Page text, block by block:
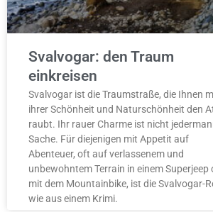
Svalvogar: den Traum
einkreisen
Svalvogar ist die Traumstraße, die Ihnen
ihrer Schönheit und Naturschönheit den
raubt. Ihr rauer Charme ist nicht
Sache. Für diejenigen mit Appetit auf
Abenteuer, oft auf verlassenem und
unbewohntem Terrain in einem Superjeep
mit dem Mountainbike, ist die Svalvogar-
wie aus einem Krimi.